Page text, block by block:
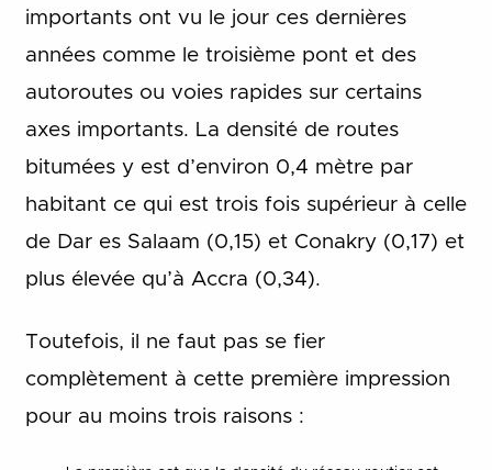
importants ont vu le jour ces dernières
années comme le troisième pont et des
autoroutes ou voies rapides sur certains
axes importants. La densité de routes
bitumées y est d’environ 0,4 mètre par
habitant ce qui est trois fois supérieur à celle
de Dar es Salaam (0,15) et Conakry (0,17) et
plus élevée qu’à Accra (0,34).
Toutefois, il ne faut pas se fier
complètement à cette première impression
pour au moins trois raisons :